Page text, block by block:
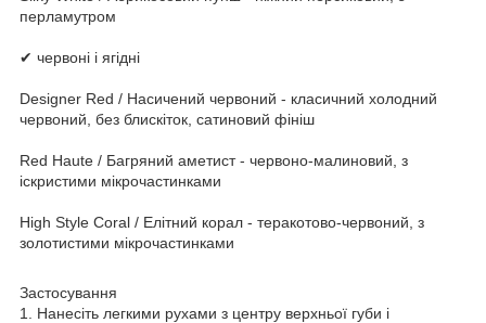
перламутром
✔ червоні і ягідні
Designer Red / Насичений червоний - класичний холодний
червоний, без блискіток, сатиновий фініш
Red Haute / Багряний аметист - червоно-малиновий, з
іскристими мікрочастинками
High Style Coral / Елітний корал - теракотово-червоний, з
золотистими мікрочастинками
Застосування
1. Нанесіть легкими рухами з центру верхньої губи і